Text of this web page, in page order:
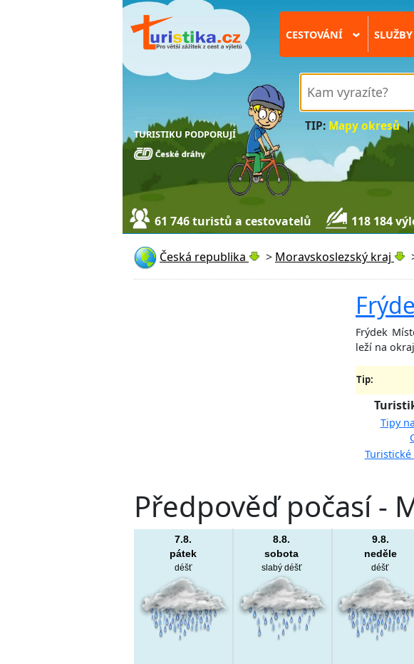
TURISTIKU PODPORUJÍ
CESTOVÁNÍ ›
TIP: Mapy okresů|
61 746 turistů a cestovatelů 118 184
Česká republika > Moravskoslezský kraj
Frýdek
leží na
Tip:
Tipy
Turistické
Předpověď počasí -
7.8.
pátek
déšť
8.8.
sobota
slabý déšť
9.8.
neděle
déšť